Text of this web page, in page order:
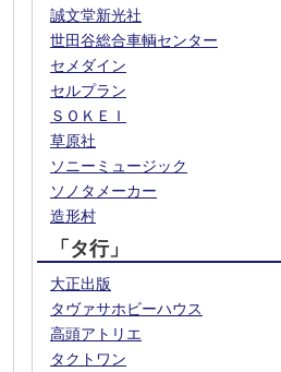
誠文堂新光社
世田谷総合車輌センター
セメダイン
セルプラン
ＳＯＫＥＩ
草原社
ソニーミュージック
ソノタメーカー
造形村
「タ行」
大正出版
タヴァサホビーハウス
高頭アトリエ
タクトワン